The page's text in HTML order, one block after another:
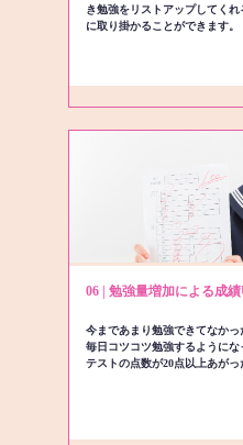
き勉強をリストアップしてく
に取り掛かることができます。
06 | 勉強量増加による成
今まであまり勉強できてなかっ
毎日コツコツ勉強するように
テストの点数が20点以上あがっ